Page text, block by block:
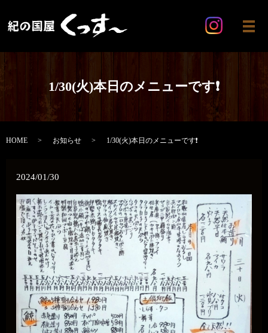
メ
1/30(火)本日のメニューです❗
HOME お知らせ 1/30(火)本日のメニューです❗
2024/01/30